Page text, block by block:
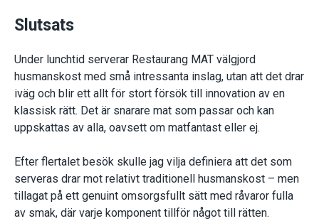
Slutsats
Under lunchtid serverar Restaurang MAT välgjord
husmanskost med små intressanta inslag, utan att det drar
iväg och blir ett allt för stort försök till innovation av en
klassisk rätt. Det är snarare mat som passar och kan
uppskattas av alla, oavsett om matfantast eller ej.
Efter flertalet besök skulle jag vilja definiera att det som
serveras drar mot relativt traditionell husmanskost – men
tillagat på ett genuint omsorgsfullt sätt med råvaror fulla
av smak, där varje komponent tillför något till rätten.